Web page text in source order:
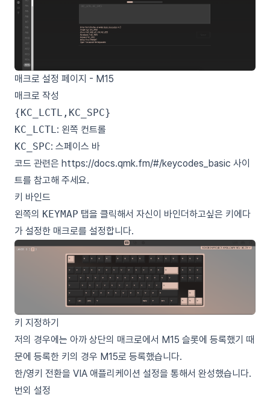
매크로 설정 페이지 - M15
매크로 작성
KC_LCTL : 왼쪽 컨트롤
KC_SPC: 스페이스 바
코드 관련은 https://docs.qmk.fm/#/keycodes_basic 사이
트를 참고해 주세요.
키 바인드
왼쪽의 KEYMAP 탭을 클릭해서 자신이 바인더하고싶은 키에다
가 설정한 매크로를 설정합니다.
키 지정하기
저의 경우에는 아까 상단의 매크로에서 M15 슬롯에 등록했기 때
문에 등록한 키의 경우 M15로 등록했습니다.
한/영키 전환을 VIA 애플리케이션 설정을 통해서 완성했습니다.
번외 설정